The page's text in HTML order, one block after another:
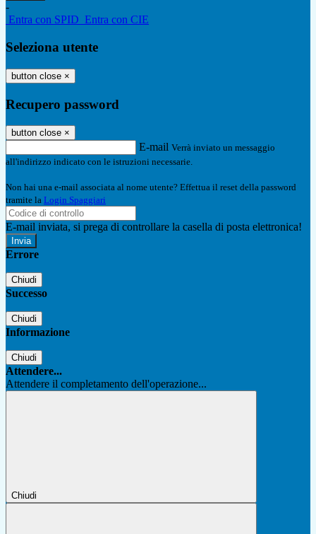
-
Entra con SPID Entra con CIE
Seleziona utente
button close ×
Recupero password
button close ×
E-mail Verrà inviato un messaggio
all'indirizzo indicato con le istruzioni necessarie.
Non hai una e-mail associata al nome utente? Effettua il reset della password
tramite la Login Spaggiari
E-mail inviata, si prega di controllare la casella di posta elettronica!
Errore
Chiudi
Successo
Chiudi
Informazione
Chiudi
Attendere...
Attendere il completamento dell'operazione...
Chiudi